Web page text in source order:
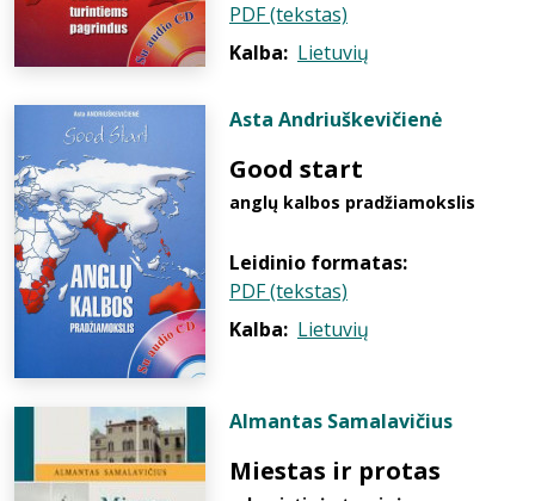
PDF (tekstas)
Kalba: Lietuvių
Asta Andriuškevičienė
Good start
anglų kalbos pradžiamokslis
Leidinio formatas:
PDF (tekstas)
Kalba: Lietuvių
Almantas Samalavičius
Miestas ir protas